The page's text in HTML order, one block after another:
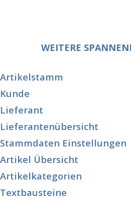
WEITERE
Artikelstamm
Kunde
Lieferant
Lieferantenübersicht
Stammdaten Einstellungen
Artikel Übersicht
Artikelkategorien
Textbausteine